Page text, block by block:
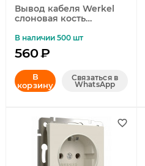
Вывод кабеля Werkel
слоновая кость
В наличии 500 шт
560₽
В
корзину
Связаться в
WhatsApp